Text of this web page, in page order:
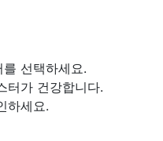
선택하세요.
터가 건강합니다.
하세요.